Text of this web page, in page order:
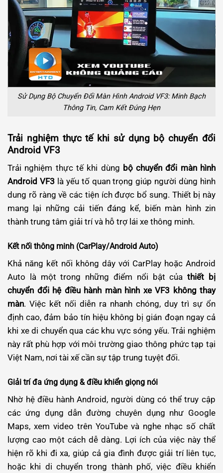
Sử Dụng Bộ Chuyển Đổi Màn Hình Android VF3: Minh Bạch
Thông Tin, Cam Kết Đúng Hẹn
Trải nghiệm thực tế khi sử dụng bộ chuyển đổi
Android VF3
Trải nghiệm thực tế khi dùng bộ chuyển đổi màn hình
Android VF3 là yếu tố quan trọng giúp người dùng hình
dung rõ ràng về các tiện ích được bổ sung. Thiết bị này
mang lại những cải tiến đáng kể, biến màn hình zin
thành trung tâm giải trí và hỗ trợ lái xe thông minh.
Kết nối thông minh (CarPlay/Android Auto)
Khả năng kết nối không dây với CarPlay hoặc Android
Auto là một trong những điểm nổi bật củathiết bị
chuyển đổi hệ điều hành màn hình xe VF3 không thay
màn. Việc kết nối diễn ra nhanh chóng, duy trì sự ổn
định cao, đảm bảo tín hiệu không bị gián đoạn ngay cả
khi xe di chuyển qua các khu vực sóng yếu. Trải nghiệm
này rất phù hợp với môi trường giao thông phức tạp tại
Việt Nam, nơi tài xế cần sự tập trung tuyệt đối.
Giải trí đa ứng dụng & điều khiển giọng nói
Nhờ hệ điều hành Android, người dùng có thể truy cập
các ứng dụng dẫn đường chuyên dụng như Google
Maps, xem video trên YouTube và nghe nhạc số chất
lượng cao một cách dễ dàng. Lợi ích của việc này thể
hiện rõ khi đi xa, giúp cả gia đình được giải trí liên tục,
hoặc khi di chuyển trong thành phố, việc điều khiển